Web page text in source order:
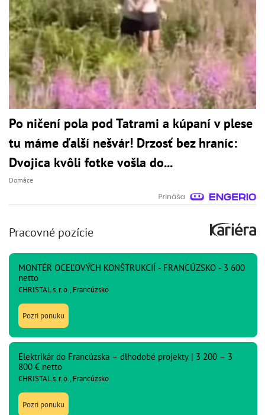
Po ničení pola pod Tatrami a kúpaní v plese
tu máme ďalší nešvár! Drzosť bez hraníc:
Dvojica kvôli fotke vošla do...
Domáce
Pracovné pozície
MONTÉR OCEĽOVÝCH KONŠTRUKCIÍ - FRANCÚZSKO - 3 600
netto
CHRISTAL s. r. o., Francúzsko
Pozri ponuku
Elektrikár do Francúzska – dlhodobé projekty | 3 200 – 3
800 € netto
CHRISTAL s. r. o., Francúzsko
Pozri ponuku